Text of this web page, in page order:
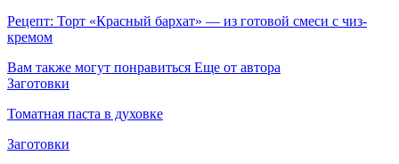
Рецепт: Торт «Красный бархат» — из готовой смеси с чиз-
кремом
Вам также могут понравиться Еще от автора
Заготовки
Томатная паста в духовке
Заготовки